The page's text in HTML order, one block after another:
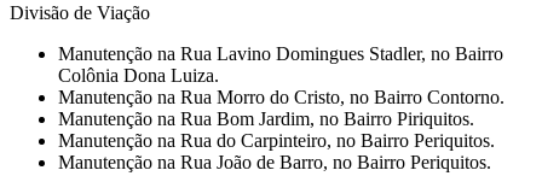
Divisão de Viação
Manutenção na Rua Lavino Domingues Stadler, no Bairro
Colônia Dona Luiza.
Manutenção na Rua Morro do Cristo, no Bairro Contorno.
Manutenção na Rua Bom Jardim, no Bairro Piriquitos.
Manutenção na Rua do Carpinteiro, no Bairro Periquitos.
Manutenção na Rua João de Barro, no Bairro Periquitos.